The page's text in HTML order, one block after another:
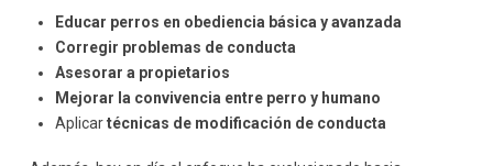
Educar perros en obediencia básica y avanzada
Corregir problemas de conducta
Asesorar a propietarios
Mejorar la convivencia entre perro y humano
Aplicartécnicas de modificación de conducta